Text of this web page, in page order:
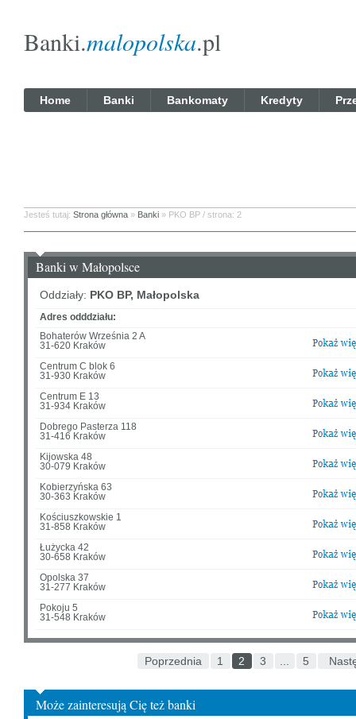
Banki.malopolska.pl
Home Banki Bankomaty Kredyty
Jesteś tutaj: Strona główna » Banki » PKO BP / strona: 2
Banki w Małopolsce
Oddziały: PKO BP, Małopolska
Adres odddziału:
Bohaterów Września 2 A
31-620 Kraków
Centrum C blok 6
31-930 Kraków
Centrum E 13
31-934 Kraków
Dobrego Pasterza 118
31-416 Kraków
Kijowska 48
30-079 Kraków
Kobierzyńska 63
30-363 Kraków
Kościuszkowskie 1
31-858 Kraków
Łużycka 42
30-658 Kraków
Opolska 37
31-277 Kraków
Pokoju 5
31-548 Kraków
Poprzednia 1 2 3 5
Może zainteresują Cię też banki